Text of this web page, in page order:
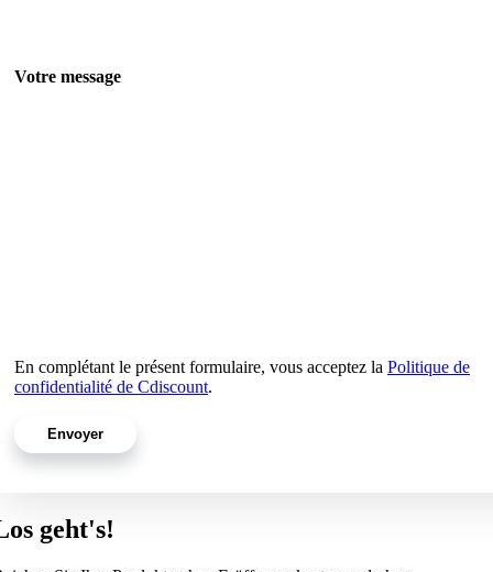
Votre message
En complétant le présent formulaire, vous acceptez la Politique de
confidentialité de Cdiscount.
geht's!